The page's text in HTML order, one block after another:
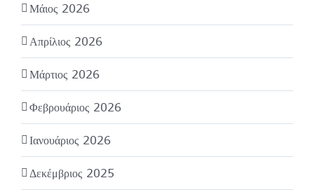
Μάιος 2026
Απρίλιος 2026
Μάρτιος 2026
Φεβρουάριος 2026
Ιανουάριος 2026
Δεκέμβριος 2025